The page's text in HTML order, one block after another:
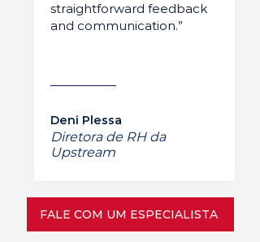
straightforward feedback
and communication.”
Deni Plessa
Diretora de RH da
Upstream
FALE COM UM ESPECIALISTA